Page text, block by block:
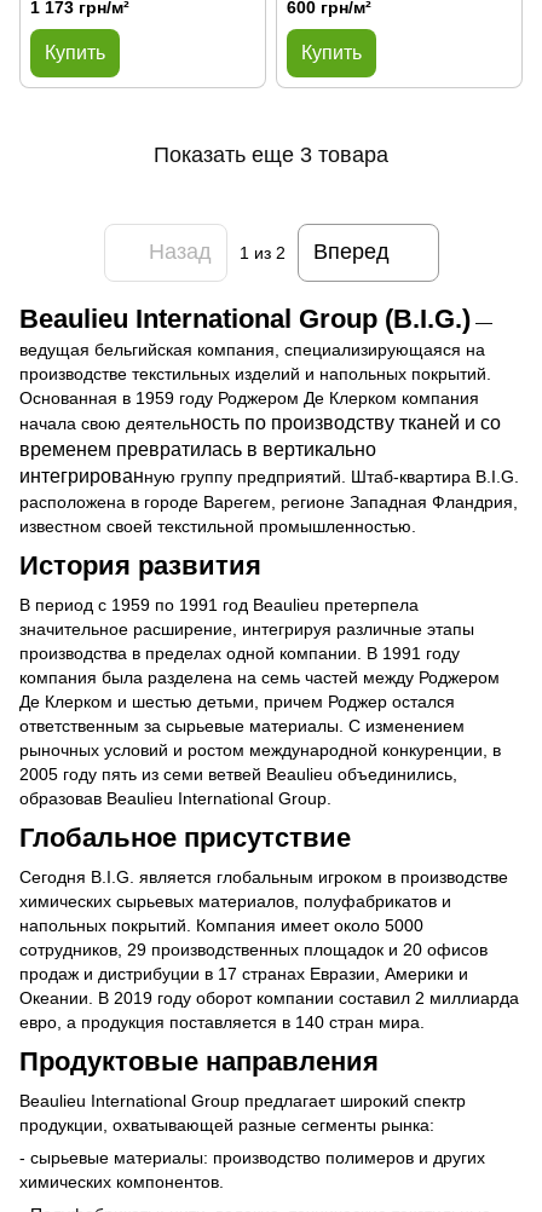
1 173 грн/м²
Купить
600 грн/м²
Купить
Показать еще 3 товара
Назад 1 из 2 Вперед
Beaulieu International Group (B.I.G.) —
ведущая бельгийская компания, специализирующаяся на
производстве текстильных изделий и напольных покрытий.
Основанная в 1959 году Роджером Де Клерком компания
начала свою деятельность по производству тканей и со
временем превратилась в вертикально
интегрированную группу предприятий. Штаб-квартира B.I.G.
расположена в городе Варегем, регионе Западная Фландрия,
известном своей текстильной промышленностью.
История развития
В период с 1959 по 1991 год Beaulieu претерпела
значительное расширение, интегрируя различные этапы
производства в пределах одной компании. В 1991 году
компания была разделена на семь частей между Роджером
Де Клерком и шестью детьми, причем Роджер остался
ответственным за сырьевые материалы. С изменением
рыночных условий и ростом международной конкуренции, в
2005 году пять из семи ветвей Beaulieu объединились,
образовав Beaulieu International Group.
Глобальное присутствие
Сегодня B.I.G. является глобальным игроком в производстве
химических сырьевых материалов, полуфабрикатов и
напольных покрытий. Компания имеет около 5000
сотрудников, 29 производственных площадок и 20 офисов
продаж и дистрибуции в 17 странах Евразии, Америки и
Океании. В 2019 году оборот компании составил 2 миллиарда
евро, а продукция поставляется в 140 стран мира.
Продуктовые направления
Beaulieu International Group предлагает широкий спектр
продукции, охватывающей разные сегменты рынка:
- сырьевые материалы: производство полимеров и других
химических компонентов.